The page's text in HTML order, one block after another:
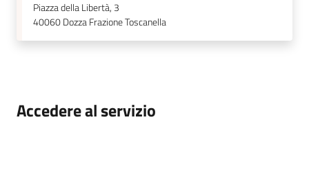
Piazza della Libertà, 3
40060Dozza Frazione Toscanella
Accedere al servizio